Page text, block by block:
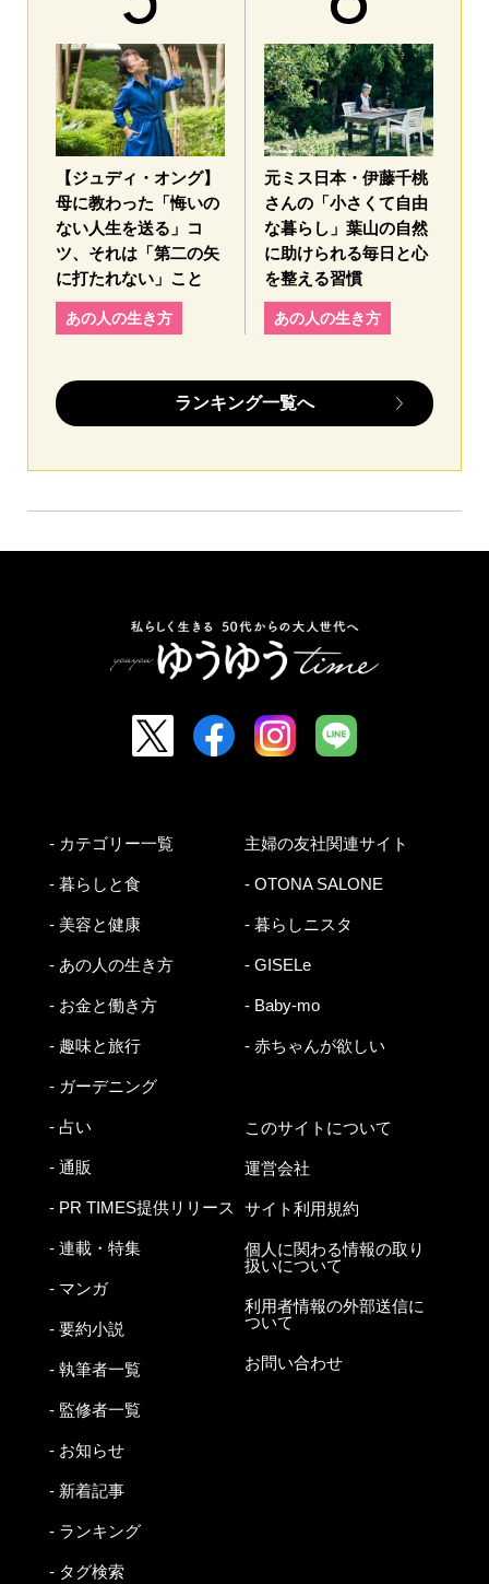
【ジュディ・オング】
母に教わった「悔いの
ない人生を送る」コ
ツ、それは「第二の矢
に打たれない」こと
あの人の生き方
元ミス日本・伊藤千桃
さんの「小さくて自由
な暮らし」葉山の自然
に助けられる毎日と心
を整える習慣
あの人の生き方
ランキング一覧へ
- カテゴリー一覧
- 暮らしと食
- 美容と健康
- あの人の生き方
- お金と働き方
- 趣味と旅行
- ガーデニング
- 占い
- 通販
- PR TIMES提供リリース
- 連載・特集
- マンガ
- 要約小説
- 執筆者一覧
- 監修者一覧
- お知らせ
- 新着記事
- ランキング
- タグ検索
主婦の友社関連サイト
- OTONA SALONE
- 暮らしニスタ
- GISELe
- Baby-mo
- 赤ちゃんが欲しい
このサイトについて
運営会社
サイト利用規約
個人に関わる情報の取り
扱いについて
利用者情報の外部送信に
ついて
お問い合わせ